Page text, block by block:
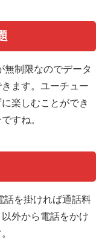
無制限なのでデータ
ます。ユーチュー
楽しむことができ
すね。
話を掛ければ通話料
外から電話をかけ